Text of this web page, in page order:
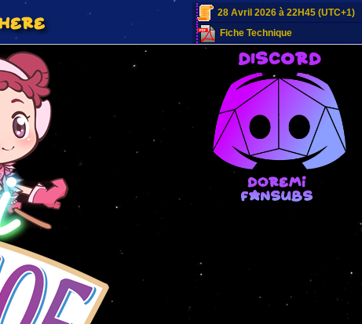
28 Avril 2026 à 22H45 (UTC+1)
Fiche Technique